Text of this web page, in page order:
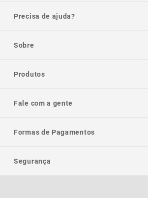
Precisa de ajuda?
Sobre
Produtos
Fale com a gente
Formas de Pagamentos
Segurança